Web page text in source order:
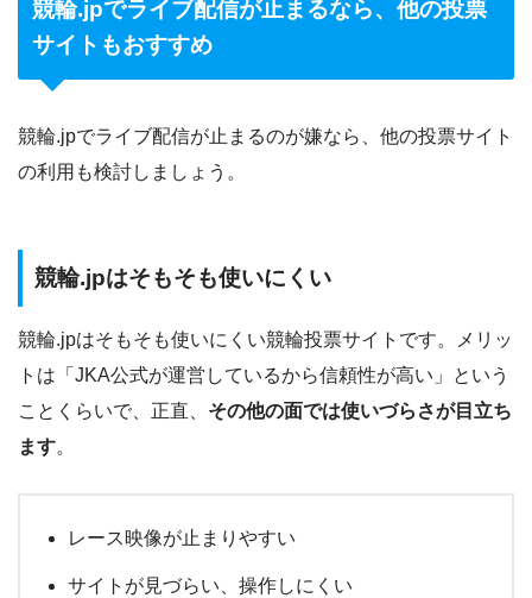
競輪.jpでライブ配信が止まるなら、他の投票
サイトもおすすめ
競輪.jpでライブ配信が止まるのが嫌なら、他の投票サイト
の利用も検討しましょう。
競輪.jpはそもそも使いにくい
競輪.jpはそもそも使いにくい競輪投票サイトです。メリッ
トは「JKA公式が運営しているから信頼性が高い」という
ことくらいで、正直、 その他の面では使いづらさが目立ち
ます。
レース映像が止まりやすい
サイトが見づらい、操作しにくい